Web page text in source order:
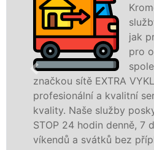
Kroměříž zajišťujeme
služby vyklízení, a to
jak pro jednotlivce, tak
pro obchodní
společnosti. Pod
EXTRA VYKLÍZENÍ zajišťujeme
a kvalitní servis se zárukou
služby poskytujeme NON-
denně, 7 dní v týdnu včetně
bez příplatků.